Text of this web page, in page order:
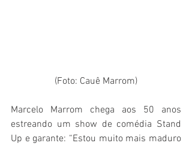
(Foto: Cauê Marrom)
Marcelo Marrom chega aos 50 anos
estreando um show de comédia Stand
Up e garante: “Estou muito mais maduro